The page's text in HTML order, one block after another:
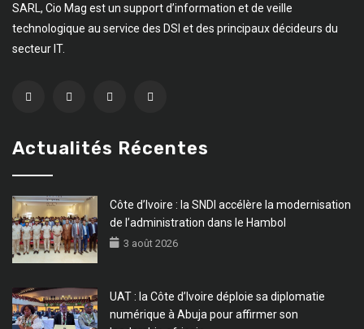
SARL, Cio Mag est un support d’information et de veille
technologique au service des DSI et des principaux décideurs du
secteur IT.
Actualités Récentes
Côte d’Ivoire : la SNDI accélère la modernisation
de l’administration dans le Hambol
3 août 2026
UAT : la Côte d’Ivoire déploie sa diplomatie
numérique à Abuja pour affirmer son